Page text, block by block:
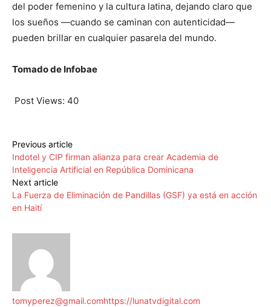
del poder femenino y la cultura latina, dejando claro que
los sueños —cuando se caminan con autenticidad—
pueden brillar en cualquier pasarela del mundo.
Tomado de Infobae
Post Views: 40
Previous article
Indotel y CIP firman alianza para crear Academia de
Inteligencia Artificial en República Dominicana
Next article
La Fuerza de Eliminación de Pandillas (GSF) ya está en acción
en Haití
tomyperez@gmail.comhttps://lunatvdigital.com